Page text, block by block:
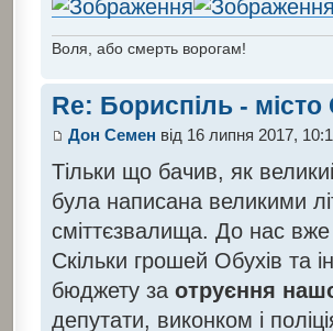
Воля, або смерть ворогам!
Re: Бориспіль -
Дон Семен від 16 липня 2017,
Тільки що бачив, як
була написана великими
сміттєзвалища. До нас вже
Скільки грошей Обухів та
бюджету за отруєння
депутати, виконком і